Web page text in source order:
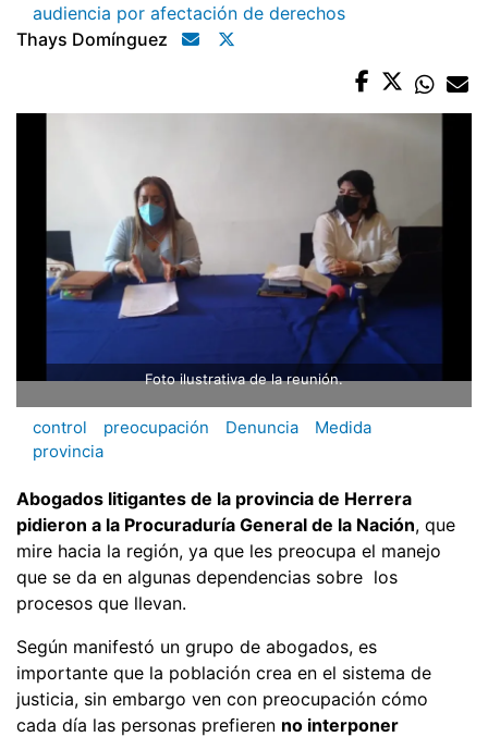
audiencia por afectación de derechos
Thays Domínguez
Foto ilustrativa de la reunión.
control preocupación Denuncia
Medida
provincia
Abogados litigantes de la provincia de Herrera
pidieron a la Procuraduría General de la Nación, que
mire hacia la región, ya que les preocupa el manejo
que se da en algunas dependencias sobre los
procesos que llevan.
Según manifestó un grupo de abogados, es
importante que la población crea en el sistema de
justicia, sin embargo ven con preocupación cómo
cada día las personas prefieren no interponer